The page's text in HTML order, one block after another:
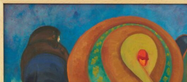
Ga
naar
de
inhoud